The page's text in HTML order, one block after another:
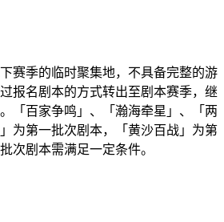
赛季的临时聚集地，不具备完整的游
报名剧本的方式转出至剧本赛季，继
「百家争鸣」、「瀚海牵星」、「两
为第一批次剧本，「黄沙百战」为第
次剧本需满足一定条件。